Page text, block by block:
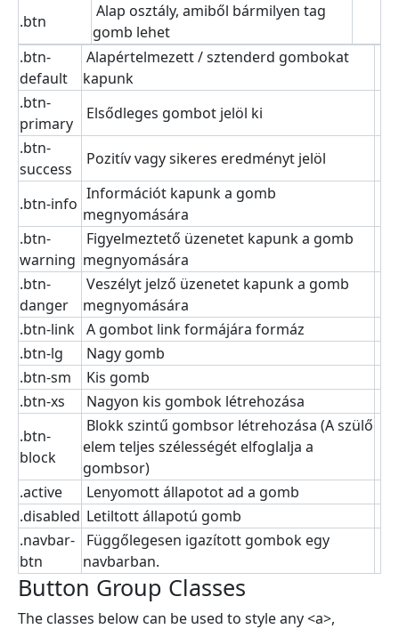
.btn
Alap osztály, amiből bármilyen tag
gomb lehet
.btn-
default
Alapértelmezett / sztenderd gombokat
kapunk
.btn-
primary
Elsődleges gombot jelöl ki
.btn-
success
Pozitív vagy sikeres eredményt jelöl
.btn-info
Információt kapunk a gomb
megnyomására
.btn-
warning
Figyelmeztető üzenetet kapunk a gomb
megnyomására
.btn-
danger
Veszélyt jelző üzenetet kapunk a gomb
megnyomására
.btn-link A gombot link formájára formáz
.btn-lg
Nagy gomb
.btn-sm
Kis gomb
.btn-xs
Nagyon kis gombok létrehozása
.btn-
block
Blokk szintű gombsor létrehozása (A szülő
elem teljes szélességét elfoglalja a
gombsor)
.active
Lenyomott állapotot ad a gomb
.disabled Letiltott állapotú gomb
.navbar-
btn
Függőlegesen igazított gombok egy
navbarban.
Button Group Classes
The classes below can be used to style any <a>,